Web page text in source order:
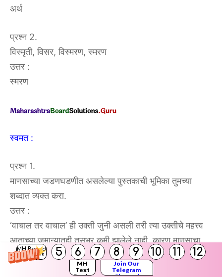
MH Board
Solutions
5 6 7 8 9 10 11 12
MH
Text
Join Our
Telegram
अर्थ
प्रश्न 2.
विस्मृती, विसर, विस्मरण, स्मरण
उत्तर :
स्मरण
स्वमत :
प्रश्न 1.
माणसाच्या जडणघडणीत असलेल्या पुस्तकाची भूमिका तुमच्या
शब्दात व्यक्त करा.
उत्तर :
‘वाचाल तर वाचाल’ ही उक्ती जुनी असली तरी त्या उक्तीचे महत्त्व
आताच्या जमान्यातही तसूभर कमी झालेले नाही. कारण माणसाचा
सर्वागीण विकास होण्यासाठी पुस्तकांचे महत्व अनन्यसाधारण आहे.
वाचनाची आवड लहानपणीच मुलांमध्ये रुजवली तर मुलांमध्ये